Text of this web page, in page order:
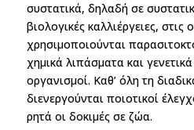
συστατικά, δηλαδή σε
βιολογικές καλλιέργειες, στις
χρησιμοποιούνται
χημικά λιπάσματα και
οργανισμοί. Καθ’ όλη τη
διενεργούνται ποιοτικοί
ρητά οι δοκιμές σε ζώα.